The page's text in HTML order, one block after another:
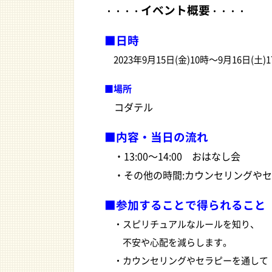
・・・・ イベント概要 ・・・・
日時
2023年9月15日(金)10時〜9月16日(土
■場所
コダテル
■内容・当日の流れ
・13:00〜14:00 おはなし会
・その他の時間:カウンセリングや
■参加することで得られること
・スピリチュアルなルールを知り、
不安や心配を減らします。
・カウンセリングやセラピーを通して